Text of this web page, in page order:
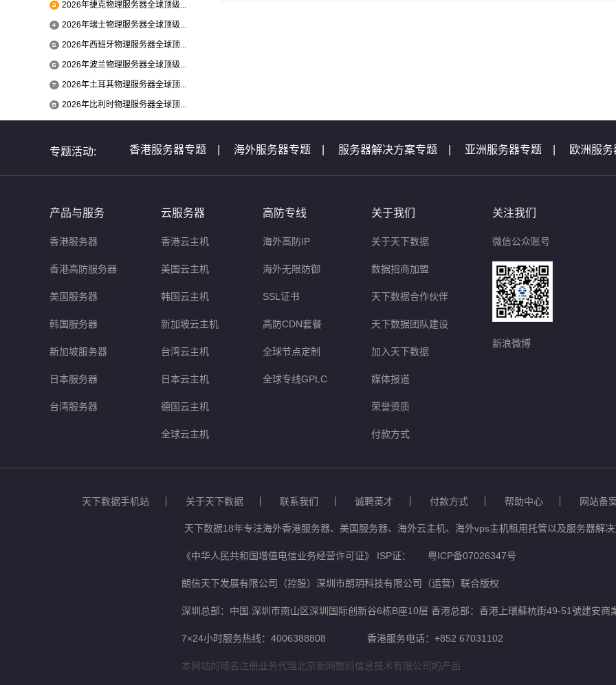
2026年捷克物理服务器全球顶级...
2026年瑞士物理服务器全球顶级...
2026年西班牙物理服务器全球顶...
2026年波兰物理服务器全球顶级...
2026年土耳其物理服务器全球顶...
2026年比利时物理服务器全球顶...
专题活动: 香港服务器专题 海外服务器专题 服务器解决方案专题 亚洲服务器专题 欧洲服务
全球服务器介绍专题 | 全球云主机专题 | 服务器专题汇总 | 服务器问题 | 域名问题集锦
产品与服务
香港服务器
香港高防服务器
美国服务器
韩国服务器
新加坡服务器
日本服务器
台湾服务器
云服务器
香港云主机
美国云主机
韩国云主机
新加坡云主机
台湾云主机
日本云主机
德国云主机
全球云主机
高防专线
海外高防IP
海外无限防御
SSL证书
高防CDN套餐
全球节点定制
全球专线GPLC
关于我们
关于天下数据
数据招商加盟
天下数据合作伙伴
天下数据团队建设
加入天下数据
媒体报道
荣誉资质
付款方式
关注我们
微信公众账号
新浪微博
天下数据手机站 关于天下数据 联系我们 诚聘英才 付款方式 帮助中心 网站备
天下数据18年专注海外香港服务器、美国服务器、海外云主机、海外vps主机租用托管以及服务器解
《中华人民共和国增值电信业务经营许可证》 ISP证： 粤ICP备07026347号
朗信天下发展有限公司（控股）深圳市朗玥科技有限公司（运营）联合版权
深圳总部：中国.深圳市南山区深圳国际创新谷6栋B座10层 香港总部：香港上環蘇杭街49-51號建安商
7×24小时服务热线：4006388808 香港服务电话：+852 67031102
本网站的域名注册业务代理北京新网数码信息技术有限公司的产品